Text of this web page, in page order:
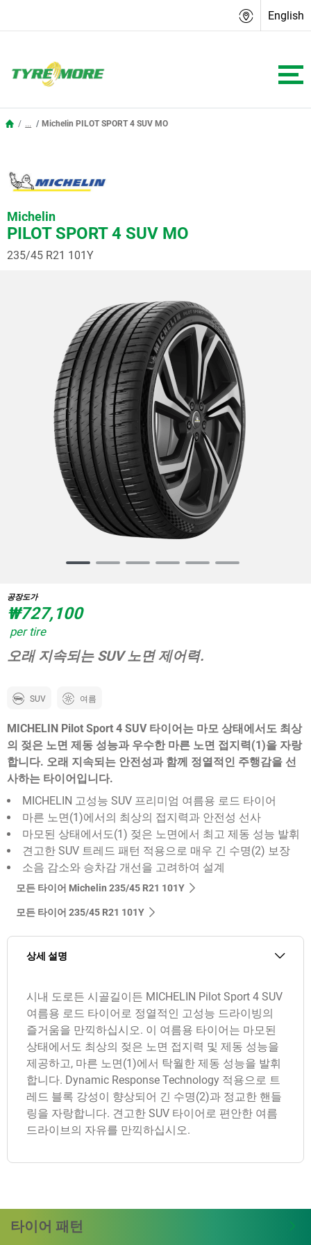
English
... Michelin PILOT SPORT 4 SUV MO
Michelin
PILOT SPORT 4 SUV MO
235/45 R21 101Y
6
공장도가
₩727,100
per tire
오래 지속되는 SUV 노면 제어력.
SUV 여름
MICHELIN Pilot Sport 4 SUV 타이어는 마모 상태에서도 최상
의 젖은 노면 제동 성능과 우수한 마른 노면 접지력(1)을 자랑
합니다. 오래 지속되는 안전성과 함께 정열적인 주행감을 선
사하는 타이어입니다.
MICHELIN 고성능 SUV 프리미엄 여름용 로드 타이어
마른 노면(1)에서의 최상의 접지력과 안전성 선사
마모된 상태에서도(1) 젖은 노면에서 최고 제동 성능 발휘
견고한 SUV 트레드 패턴 적용으로 매우 긴 수명(2) 보장
소음 감소와 승차감 개선을 고려하여 설계
모든 타이어 Michelin 235/45 R21 101Y
모든 타이어‎ 235/45 R21 101Y
상세 설명
시내 도로든 시골길이든 MICHELIN Pilot Sport 4 SUV
여름용 로드 타이어로 정열적인 고성능 드라이빙의
즐거움을 만끽하십시오. 이 여름용 타이어는 마모된
상태에서도 최상의 젖은 노면 접지력 및 제동 성능을
제공하고, 마른 노면(1)에서 탁월한 제동 성능을 발휘
합니다. Dynamic Response Technology 적용으로 트
레드 블록 강성이 향상되어 긴 수명(2)과 정교한 핸들
링을 자랑합니다. 견고한 SUV 타이어로 편안한 여름
드라이브의 자유를 만끽하십시오.
타이어 패턴